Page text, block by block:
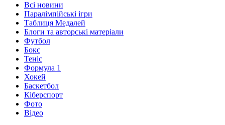
Всі новини
Паралімпійські ігри
Таблиця Медалей
Блоги та авторські матеріали
Футбол
Бокс
Теніс
Формула 1
Хокей
Баскетбол
Кіберспорт
Фото
Відео